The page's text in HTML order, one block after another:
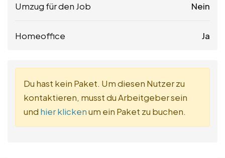
Umzug für den Job Nein
Homeoffice Ja
Du hast kein Paket. Um diesen Nutzer zu
kontaktieren, musst du Arbeitgeber sein
und hier klickenum ein Paket zu buchen.